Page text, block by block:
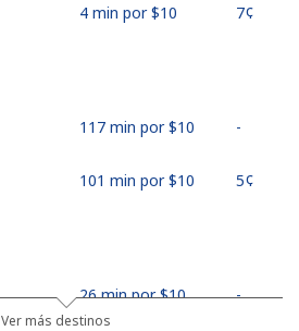
4 min por ⁦$10⁩ ⁦7¢⁩
117 min por ⁦$10⁩ -
101 min por ⁦$10⁩ ⁦5¢⁩
26 min por ⁦$10⁩ -
Ver más destinos